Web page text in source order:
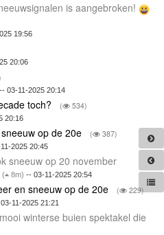
is aangebroken!
19:56
20:06
03-11-2025 20:14
toch? ( 534)
20:16
op de 20e ( 387)
2025 20:45
sneeuw op 20 november
( 8m) -- 03-11-2025 20:54
en sneeuw op de 20e ( 229)
11-2025 21:21
winterse buien spektakel die